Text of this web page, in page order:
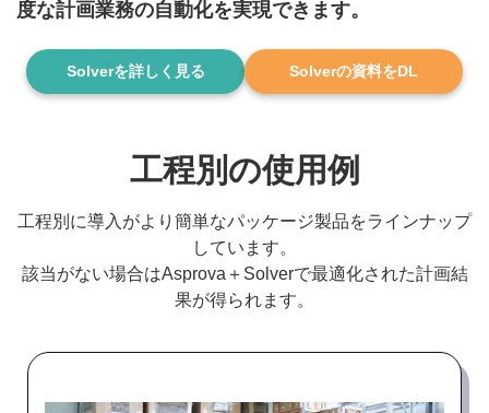
度な計画業務の自動化を実現できます。
Solverを詳しく見る Solverの資料をDL
工程別の使用例
工程別に導入がより簡単なパッケージ製品をラインナップ
しています。
該当がない場合はAsprova＋Solverで最適化された計画結
果が得られます。